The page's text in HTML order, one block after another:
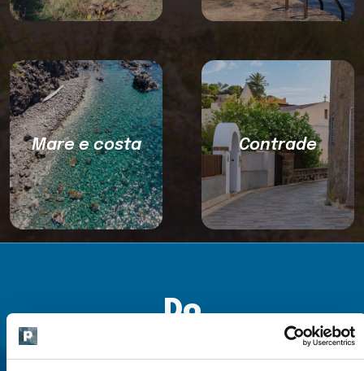
Mare e costa Contrade
Do
Che tu voglia immergerti in acque calde naturali a Gadir,
nuotare nelle profondità del mare o tra le calette,